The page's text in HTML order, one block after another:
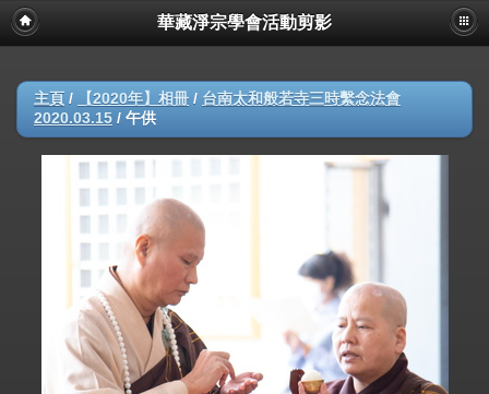
華藏淨宗學會活動剪影
主頁 / 【2020年】相冊 / 台南太和般若寺三時繫念法會
2020.03.15 / 午供